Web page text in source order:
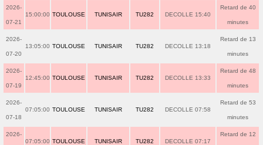
2026-
07-21
15:00:00 TOULOUSE TUNISAIR TU282 DECOLLE 15:40
Retard de 40
minutes
2026-
07-20
13:05:00 TOULOUSE TUNISAIR TU282 DECOLLE 13:18
Retard de 13
minutes
2026-
07-19
12:45:00 TOULOUSE TUNISAIR TU282 DECOLLE 13:33
Retard de 48
minutes
2026-
07-18
07:05:00 TOULOUSE TUNISAIR TU282 DECOLLE 07:58
Retard de 53
minutes
2026-
07:05:00 TOULOUSE TUNISAIR TU282 DECOLLE 07:17
Retard de 12